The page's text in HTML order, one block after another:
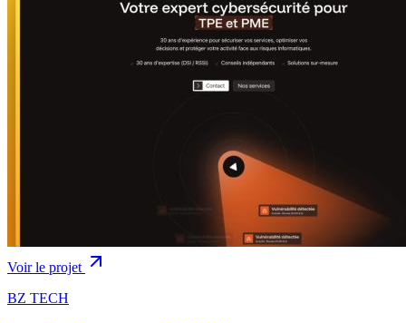
Voir le projet
BZ TECH